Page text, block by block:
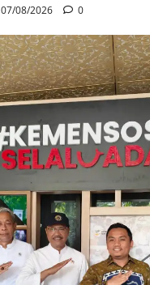
07/08/2026 0